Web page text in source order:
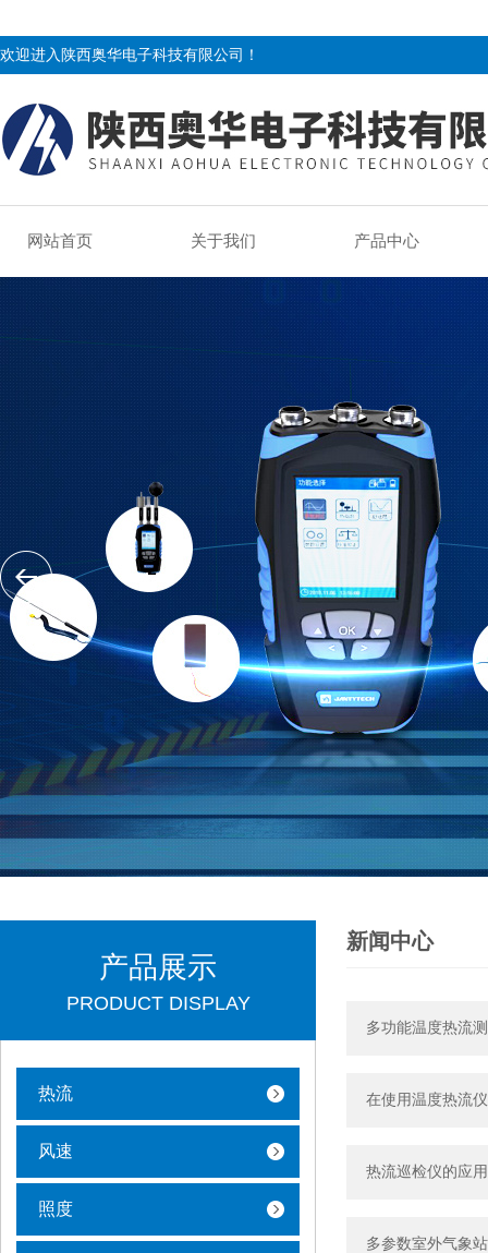
欢迎进入陕西奥华电子科技有限公司！
网站首页 关于我们 产品中心
产品展示
PRODUCT DISPLAY
热流
风速
照度
新闻中心
多功能温度热流
在使用温度热流
热流巡检仪的应
多参数室外气象